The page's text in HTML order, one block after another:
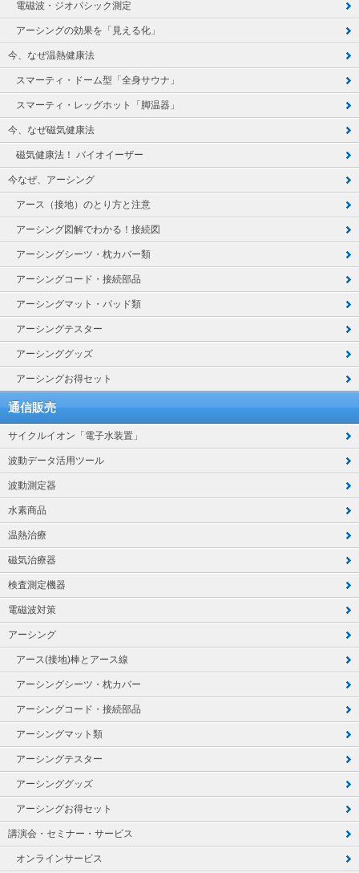
電磁波・ジオパシック測定
アーシングの効果を「見える化」
今、なぜ温熱健康法
スマーティ・ドーム型「全身サウナ」
スマーティ・レッグホット「脚温器」
今、なぜ磁気健康法
磁気健康法！ バイオイーザー
今なぜ、アーシング
アース（接地）のとり方と注意
アーシング図解でわかる！接続図
アーシングシーツ・枕カバー類
アーシングコード・接続部品
アーシングマット・パッド類
アーシングテスター
アーシンググッズ
アーシングお得セット
通信販売
サイクルイオン「電子水装置」
波動データ活用ツール
波動測定器
水素商品
温熱治療
磁気治療器
検査測定機器
電磁波対策
アーシング
アース(接地)棒とアース線
アーシングシーツ・枕カバー
アーシングコード・接続部品
アーシングマット類
アーシングテスター
アーシンググッズ
アーシングお得セット
講演会・セミナー・サービス
オンラインサービス